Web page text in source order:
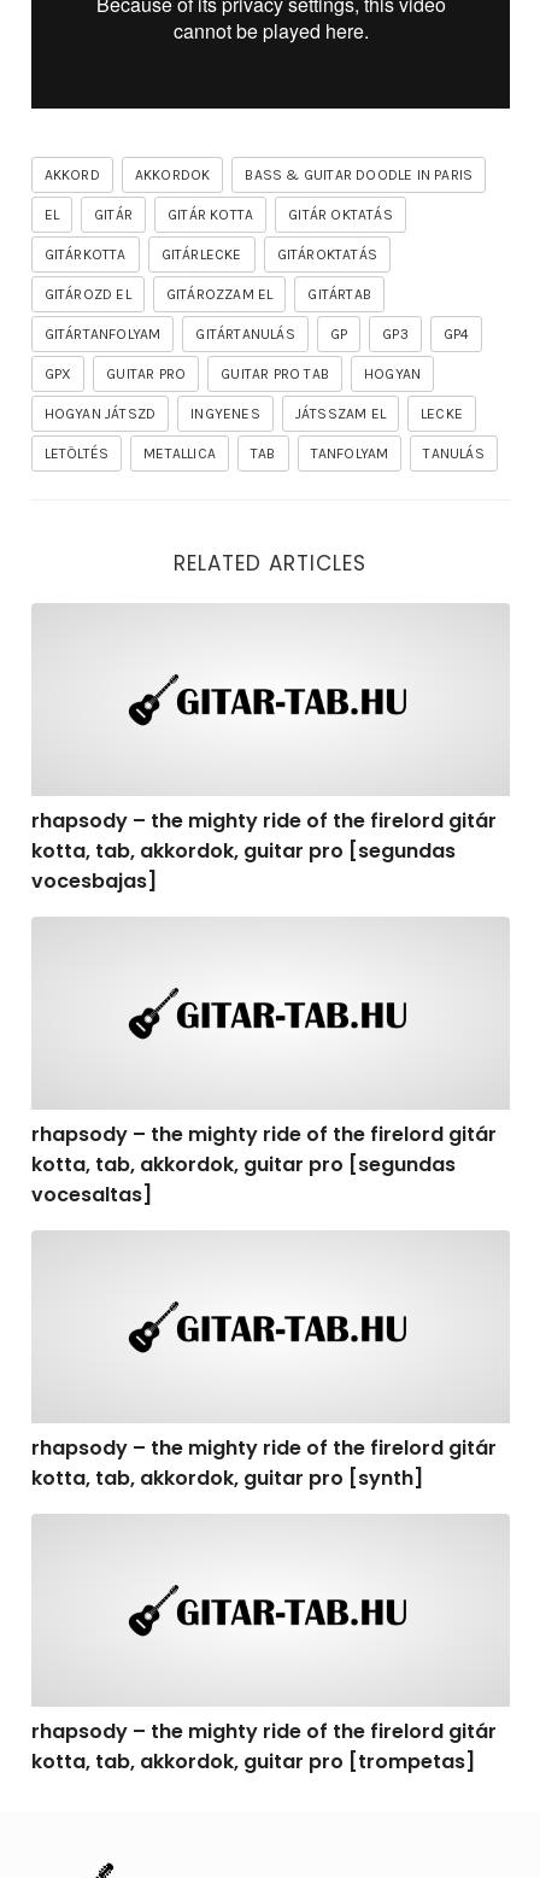
AKKORD AKKORDOK BASS & GUITAR DOODLE IN PARIS
EL GITÁR GITÁR KOTTA GITÁR OKTATÁS
GITÁRKOTTA GITÁRLECKE GITÁROKTATÁS
GITÁROZD EL GITÁROZZAM EL GITÁRTAB
GITÁRTANFOLYAM GITÁRTANULÁS GP GP3 GP4
GPX GUITAR PRO GUITAR PRO TAB HOGYAN
HOGYAN JÁTSZD INGYENES JÁTSSZAM EL LECKE
LETÖLTÉS METALLICA TAB TANFOLYAM TANULÁS
RELATED ARTICLES
rhapsody – the mighty ride of the firelord gitár
kotta, tab, akkordok, guitar pro [segundas
vocesbajas]
rhapsody – the mighty ride of the firelord gitár
kotta, tab, akkordok, guitar pro [segundas
vocesaltas]
rhapsody – the mighty ride of the firelord gitár
kotta, tab, akkordok, guitar pro [synth]
rhapsody – the mighty ride of the firelord gitár
kotta, tab, akkordok, guitar pro [trompetas]